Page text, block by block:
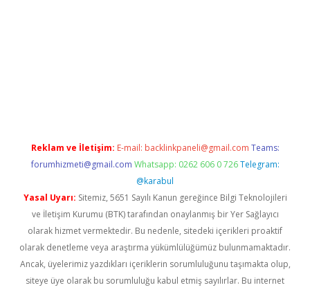
Reklam ve İletişim: E-mail: backlinkpaneli@gmail.com Teams:
forumhizmeti@gmail.com Whatsapp: 0262 606 0 726 Telegram:
@karabul
Yasal Uyarı: Sitemiz, 5651 Sayılı Kanun gereğince Bilgi Teknolojileri
ve İletişim Kurumu (BTK) tarafından onaylanmış bir Yer Sağlayıcı
olarak hizmet vermektedir. Bu nedenle, sitedeki içerikleri proaktif
olarak denetleme veya araştırma yükümlülüğümüz bulunmamaktadır.
Ancak, üyelerimiz yazdıkları içeriklerin sorumluluğunu taşımakta olup,
siteye üye olarak bu sorumluluğu kabul etmiş sayılırlar. Bu internet